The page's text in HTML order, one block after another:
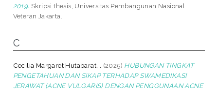
2019. Skripsi thesis, Universitas Pembangunan Nasional
Veteran Jakarta.
C
Cecilia Margaret Hutabarat, . (2025) HUBUNGAN TINGKAT
PENGETAHUAN DAN SIKAP TERHADAP SWAMEDIKASI
JERAWAT (ACNE VULGARIS) DENGAN PENGGUNAAN ACNE